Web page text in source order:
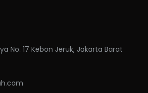
No. 17 Kebon Jeruk, Jakarta Barat